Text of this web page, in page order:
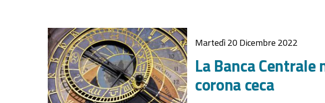
Martedì 20 Dicembre 2022
La Banca
corona ceca